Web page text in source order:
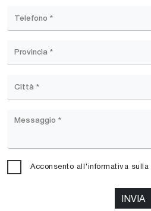
Acconsento all'informativa sulla
INVIA